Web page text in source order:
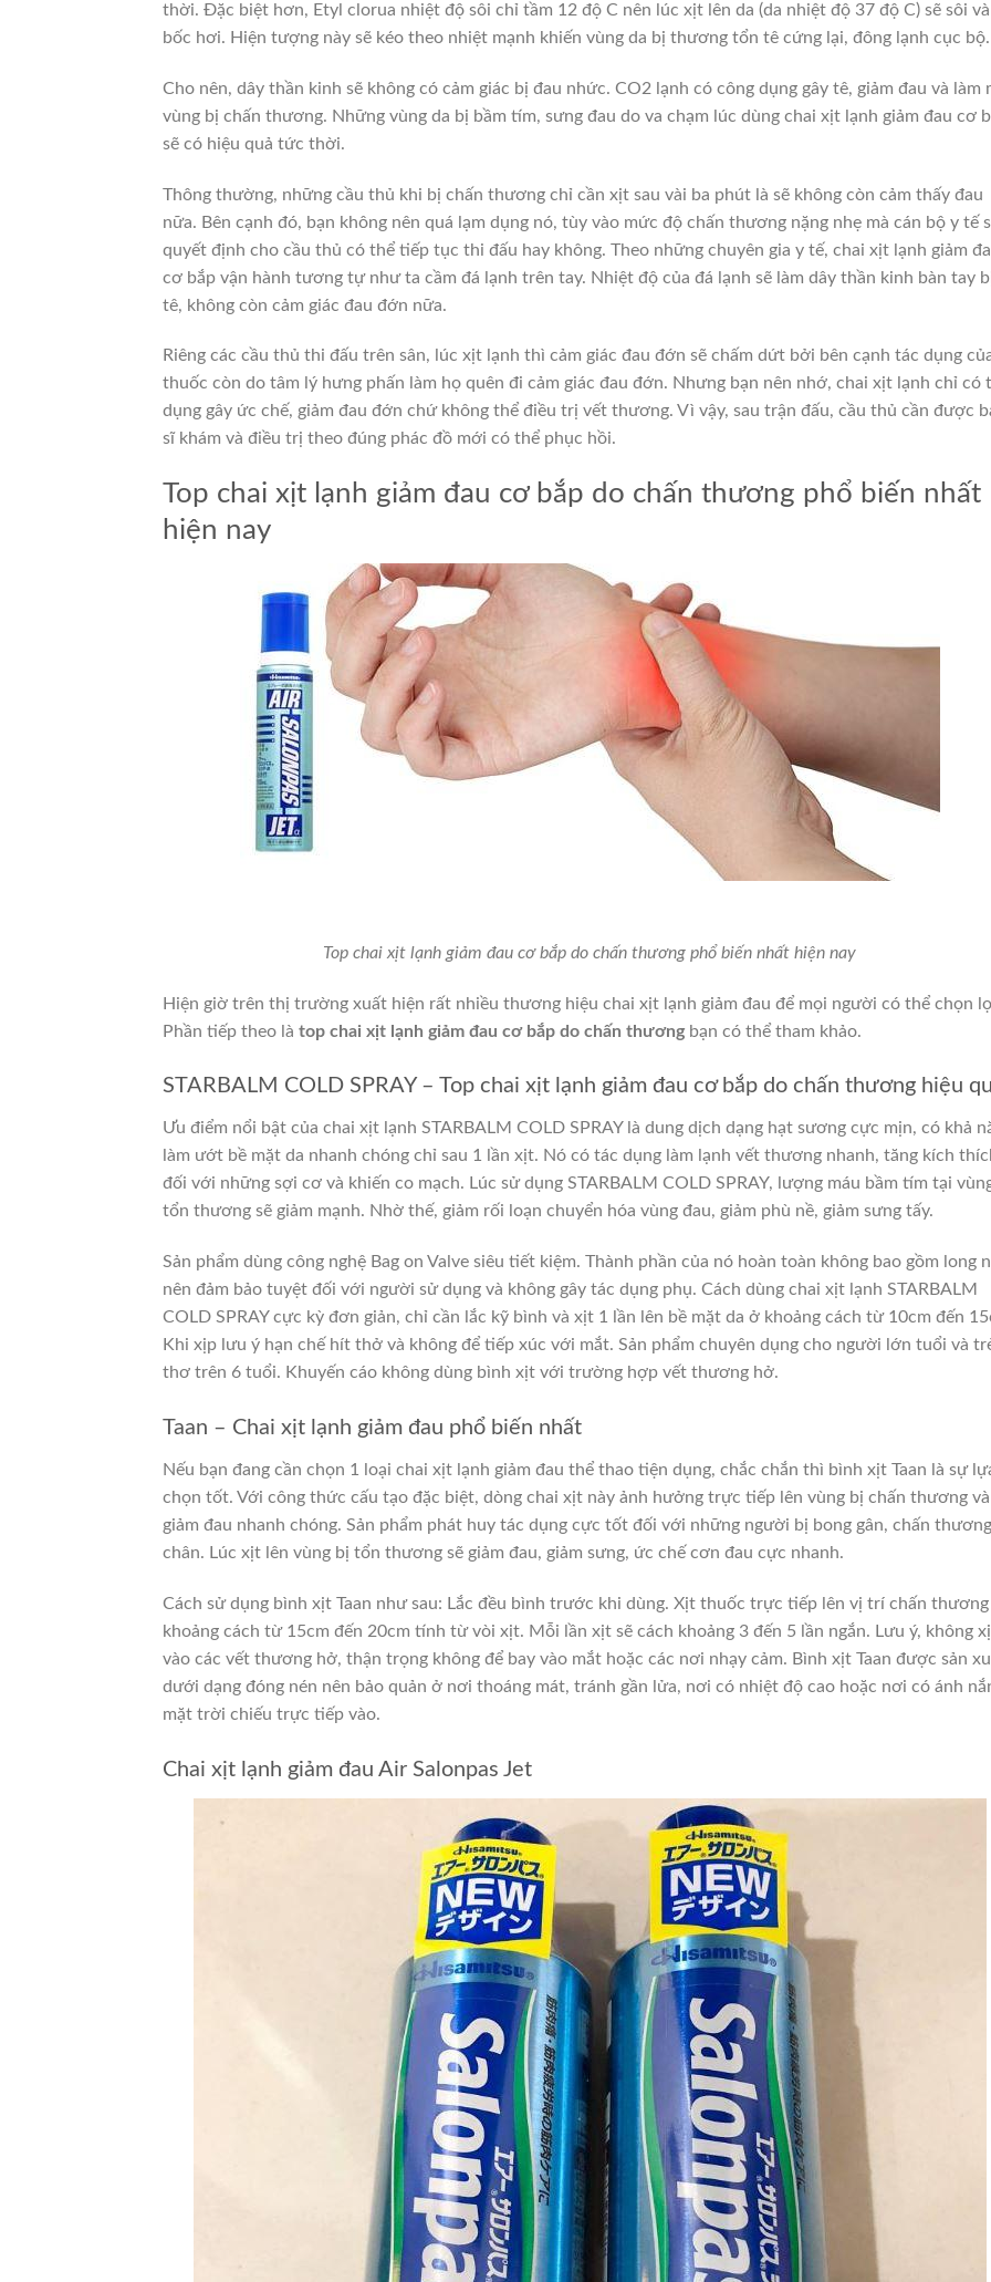
thời. Đặc biệt hơn, Etyl clorua nhiệt độ sôi chỉ tầm 12 độ C nên lúc xịt lên da (da nhiệt độ 37 độ C) sẽ sôi và
bốc hơi. Hiện tượng này sẽ kéo theo nhiệt mạnh khiến vùng da bị thương tổn tê cứng lại, đông lạnh cục bộ.
Cho nên, dây thần kinh sẽ không có cảm giác bị đau nhức. CO2 lạnh có công dụng gây tê, giảm đau và làm
vùng bị chấn thương. Những vùng da bị bầm tím, sưng đau do va chạm lúc dùng chai xịt lạnh giảm đau cơ
sẽ có hiệu quả tức thời.
Thông thường, những cầu thủ khi bị chấn thương chỉ cần xịt sau vài ba phút là sẽ không còn cảm thấy đau
nữa. Bên cạnh đó, bạn không nên quá lạm dụng nó, tùy vào mức độ chấn thương nặng nhẹ mà cán bộ y tế
quyết định cho cầu thủ có thể tiếp tục thi đấu hay không. Theo những chuyên gia y tế, chai xịt lạnh giảm
cơ bắp vận hành tương tự như ta cầm đá lạnh trên tay. Nhiệt độ của đá lạnh sẽ làm dây thần kinh bàn tay
tê, không còn cảm giác đau đớn nữa.
Riêng các cầu thủ thi đấu trên sân, lúc xịt lạnh thì cảm giác đau đớn sẽ chấm dứt bởi bên cạnh tác dụng
thuốc còn do tâm lý hưng phấn làm họ quên đi cảm giác đau đớn. Nhưng bạn nên nhớ, chai xịt lạnh chỉ có
dụng gây ức chế, giảm đau đớn chứ không thể điều trị vết thương. Vì vậy, sau trận đấu, cầu thủ cần được
sĩ khám và điều trị theo đúng phác đồ mới có thể phục hồi.
Top chai xịt lạnh giảm đau cơ bắp do chấn thương phổ biến nhất
hiện nay
Top chai xịt lạnh giảm đau cơ bắp do chấn thương phổ biến nhất hiện nay
Hiện giờ trên thị trường xuất hiện rất nhiều thương hiệu chai xịt lạnh giảm đau để mọi người có thể chọn
Phần tiếp theo là top chai xịt lạnh giảm đau cơ bắp do chấn thươngbạn có thể tham khảo.
STARBALM COLD SPRAY – Top chai xịt lạnh giảm đau cơ bắp do chấn thương hiệu
Ưu điểm nổi bật của chai xịt lạnh STARBALM COLD SPRAY là dung dịch dạng hạt sương cực mịn, có khả
làm ướt bề mặt da nhanh chóng chỉ sau 1 lần xịt. Nó có tác dụng làm lạnh vết thương nhanh, tăng kích
đối với những sợi cơ và khiến co mạch. Lúc sử dụng STARBALM COLD SPRAY, lượng máu bầm tím tại
tổn thương sẽ giảm mạnh. Nhờ thế, giảm rối loạn chuyển hóa vùng đau, giảm phù nề, giảm sưng tấy.
Sản phẩm dùng công nghệ Bag on Valve siêu tiết kiệm. Thành phần của nó hoàn toàn không bao gồm long
nên đảm bảo tuyệt đối với người sử dụng và không gây tác dụng phụ. Cách dùng chai xịt lạnh STARBALM
COLD SPRAY cực kỳ đơn giản, chỉ cần lắc kỹ bình và xịt 1 lần lên bề mặt da ở khoảng cách từ 10cm đến
Khi xịp lưu ý hạn chế hít thở và không để tiếp xúc với mắt. Sản phẩm chuyên dụng cho người lớn tuổi và
thơ trên 6 tuổi. Khuyến cáo không dùng bình xịt với trường hợp vết thương hở.
Taan – Chai xịt lạnh giảm đau phổ biến nhất
Nếu bạn đang cần chọn 1 loại chai xịt lạnh giảm đau thể thao tiện dụng, chắc chắn thì bình xịt Taan là sự
chọn tốt. Với công thức cấu tạo đặc biệt, dòng chai xịt này ảnh hưởng trực tiếp lên vùng bị chấn thương và
giảm đau nhanh chóng. Sản phẩm phát huy tác dụng cực tốt đối với những người bị bong gân, chấn
chân. Lúc xịt lên vùng bị tổn thương sẽ giảm đau, giảm sưng, ức chế cơn đau cực nhanh.
Cách sử dụng bình xịt Taan như sau: Lắc đều bình trước khi dùng. Xịt thuốc trực tiếp lên vị trí chấn
khoảng cách từ 15cm đến 20cm tính từ vòi xịt. Mỗi lần xịt sẽ cách khoảng 3 đến 5 lần ngắn. Lưu ý, không
vào các vết thương hở, thận trọng không để bay vào mắt hoặc các nơi nhạy cảm. Bình xịt Taan được sản
dưới dạng đóng nén nên bảo quản ở nơi thoáng mát, tránh gần lửa, nơi có nhiệt độ cao hoặc nơi có ánh
mặt trời chiếu trực tiếp vào.
Chai xịt lạnh giảm đau Air Salonpas Jet